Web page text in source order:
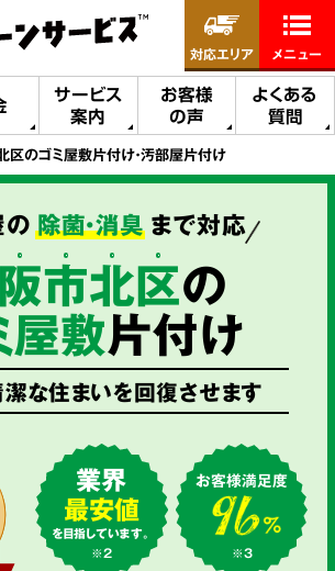
サービス
案内
お客様
の声
よくある
質問
対応エリア メニュー
区のゴミ屋敷片付け・汚部屋片付け
除菌・消臭まで対応
阪市北区の
屋敷片付け
な住まいを回復させます
業界
最安値
を目指しています。
※2
お客様満足度
※3